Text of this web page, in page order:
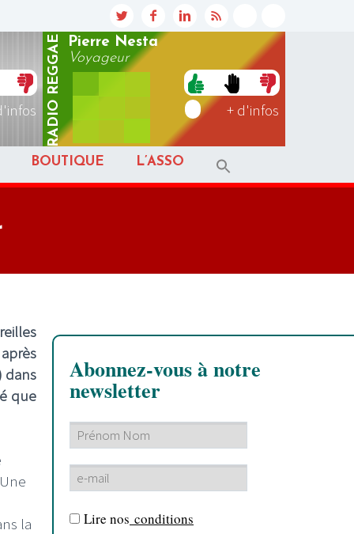
RADIO
REGGAE
Pierre Nesta
Voyageur
+ d'infos
BOUTIQUE L’ASSO
dans
que
la
Abonnez-vous à notre
newsletter
Lire nos conditions